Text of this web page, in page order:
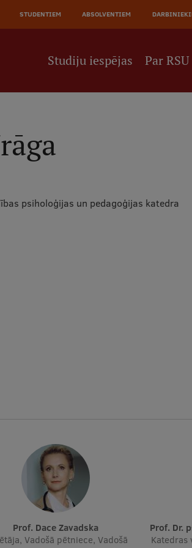
STUDENTIEM ABSOLVENTIEM
Studiju iespējas Par RSU
psiholoģijas un pedagoģijas katedra
Prof. Dace Zavadska
Vadošā pētniece, Vadošā
Prof. Dr.
Katedras